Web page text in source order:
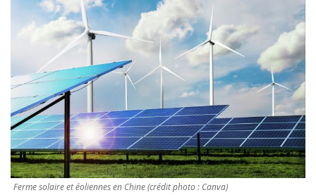
Ferme solaire et éoliennes en Chine (crédit photo : Canva)